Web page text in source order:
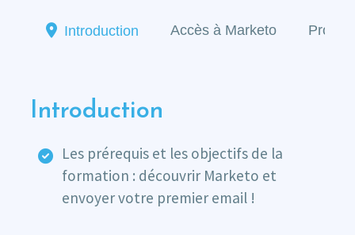
Introduction Accès à Marketo
Introduction
Les prérequis et les objectifs de la
formation : découvrir Marketo et
envoyer votre premier email !